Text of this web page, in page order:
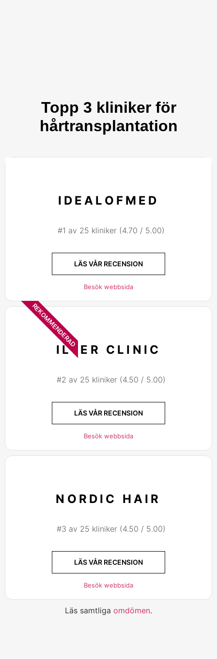
Topp 3 kliniker för
hårtransplantation
IDEALOFMED
#1 av 25 kliniker (4.70 / 5.00)
LÄS VÅR RECENSION
Besök webbsida
REKOMMENDERAD
ILTER CLINIC
#2 av 25 kliniker (4.50 / 5.00)
LÄS VÅR RECENSION
Besök webbsida
NORDIC HAIR
#3 av 25 kliniker (4.50 / 5.00)
LÄS VÅR RECENSION
Besök webbsida
Läs samtliga omdömen.